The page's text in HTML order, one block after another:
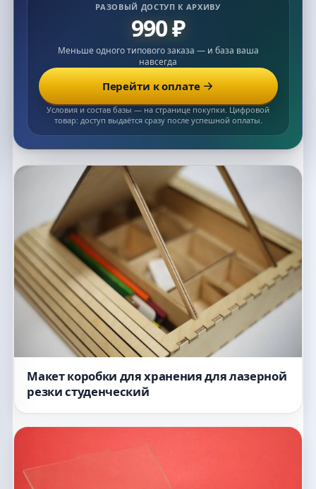
РАЗОВЫЙ ДОСТУП К АРХИВУ
990 ₽
Меньше одного типового заказа — и база ваша
навсегда
Перейти к оплате
Условия и состав базы — на странице покупки. Цифровой
товар: доступ выдаётся сразу после успешной оплаты.
Список макетов
Макет коробки для хранения для лазерной
резки студенческий